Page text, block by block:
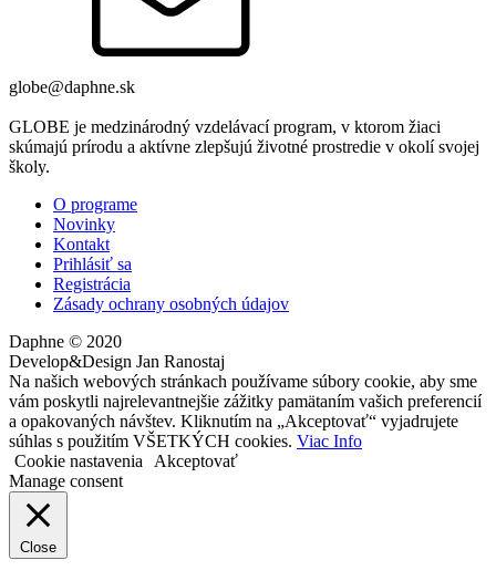
globe@daphne.sk
GLOBE je medzinárodný vzdelávací program, v ktorom žiaci
skúmajú prírodu a aktívne zlepšujú životné prostredie v okolí svojej
školy.
O programe
Novinky
Kontakt
Prihlásiť sa
Registrácia
Zásady ochrany osobných údajov
Daphne © 2020
Develop&Design Jan Ranostaj
Na našich webových stránkach používame súbory cookie, aby sme
vám poskytli najrelevantnejšie zážitky pamätaním vašich preferencií
a opakovaných návštev. Kliknutím na „Akceptovať“ vyjadrujete
súhlas s použitím VŠETKÝCH cookies. Viac Info
Cookie nastavenia
Akceptovať
Manage consent
Close